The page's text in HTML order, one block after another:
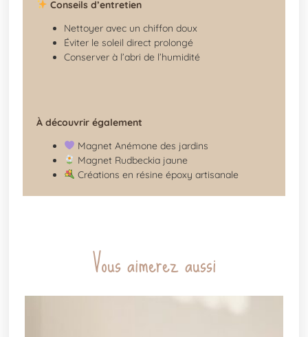
Conseils d’entretien
Nettoyer avec un chiffon doux
Éviter le soleil direct prolongé
Conserver à l’abri de l’humidité
À découvrir également
Magnet Anémone des jardins
Magnet Rudbeckia jaune
Créations en résine époxy artisanale
Vous aimerez aussi